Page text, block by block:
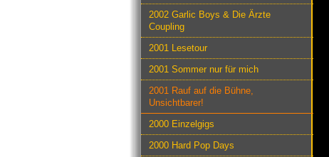
2002 Garlic Boys & Die Ärzte
Coupling
2001 Lesetour
2001 Sommer nur für mich
2001 Rauf auf die Bühne,
Unsichtbarer!
2000 Einzelgigs
2000 Hard Pop Days